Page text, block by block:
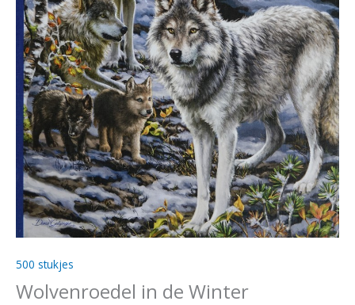
500 stukjes
Wolvenroedel in de Winter